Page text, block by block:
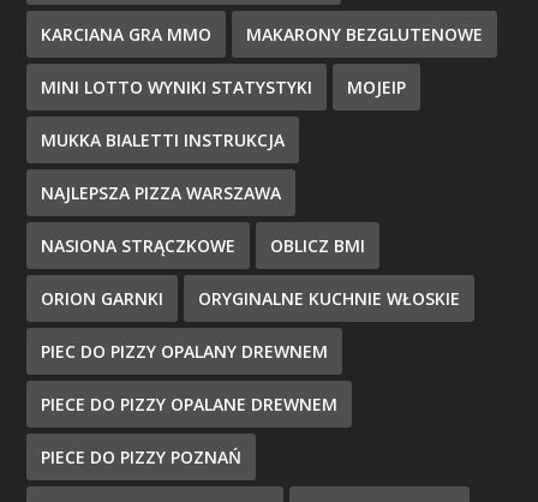
KARCIANA GRA MMO MAKARONY BEZGLUTENOWE
MINI LOTTO WYNIKI STATYSTYKI MOJEIP
MUKKA BIALETTI INSTRUKCJA
NAJLEPSZA PIZZA WARSZAWA
NASIONA STRĄCZKOWE OBLICZ BMI
ORION GARNKI ORYGINALNE KUCHNIE WŁOSKIE
PIEC DO PIZZY OPALANY DREWNEM
PIECE DO PIZZY OPALANE DREWNEM
PIECE DO PIZZY POZNAŃ